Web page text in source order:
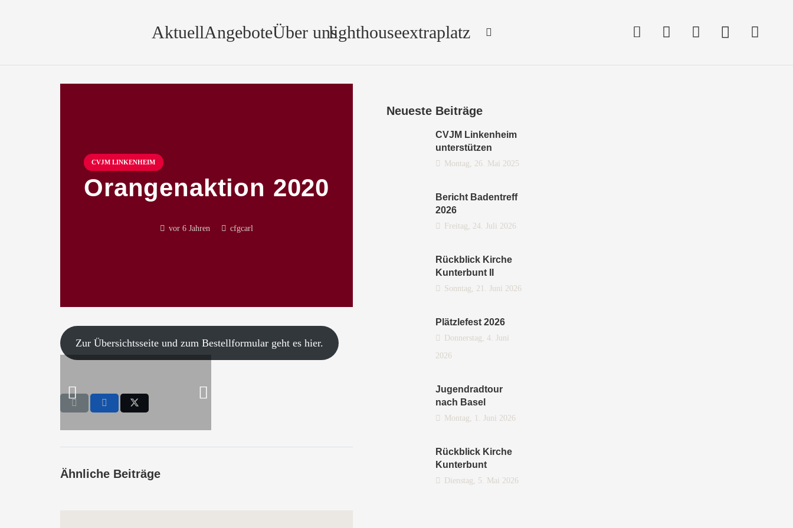
AktuellAngeboteÜber unslighthouseextraplatz
CVJM LINKENHEIM
Orangenaktion 2020
vor 6 Jahren cfgcarl
Zur Übersichtsseite und zum Bestellformular geht es hier.
Ähnliche Beiträge
Neueste Beiträge
CVJM Linkenheim
unterstützen
Montag, 26. Mai 2025
Bericht Badentreff
2026
Freitag, 24. Juli 2026
Rückblick Kirche
Kunterbunt II
Sonntag, 21. Juni 2026
Plätzlefest 2026
Donnerstag, 4. Juni
2026
Jugendradtour
nach Basel
Montag, 1. Juni 2026
Rückblick Kirche
Kunterbunt
Dienstag, 5. Mai 2026